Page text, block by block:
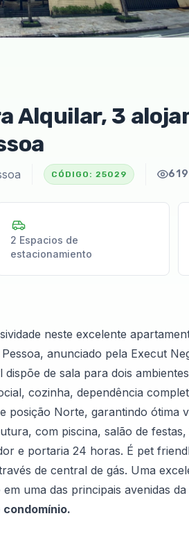
Alquilar, 3
CÓDIGO: 25029 619
2 Espacios de
estacionamiento
neste excelente
anunciado pela Execut
dispõe de sala para dois
cozinha, dependência
posição Norte, garantindo ótima
com piscina, salão de
e portaria 24 horas. É pet
de central de gás. Uma
uma das principais avenidas da
condomínio.